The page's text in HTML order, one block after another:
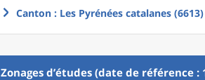
Canton : Les Pyrénées catalanes (6613)
Zonages d’études (date de référence